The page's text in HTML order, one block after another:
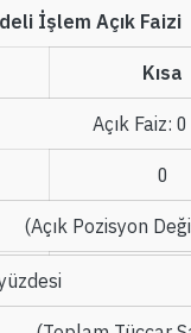
İşlem Açık Faizi
Kısa
Açık Faiz: 0
0
(Açık Pozisyon